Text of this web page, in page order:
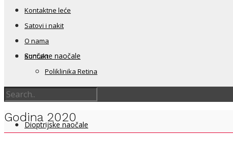
Sunčane naočale
Dioptrijske naočale
Kontaktne leće
Satovi i nakit
O nama
Kontakt
Poliklinika Retina
Godina 2020